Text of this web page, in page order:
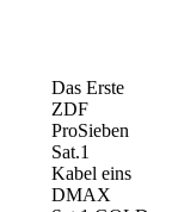
Das Erste
ZDF
ProSieben
Sat.1
Kabel eins
DMAX